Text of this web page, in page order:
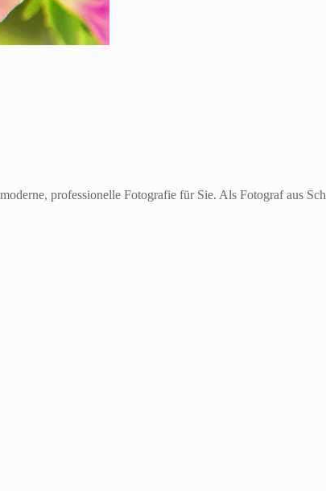
professionelle Fotografie für Sie. Als Fotograf aus